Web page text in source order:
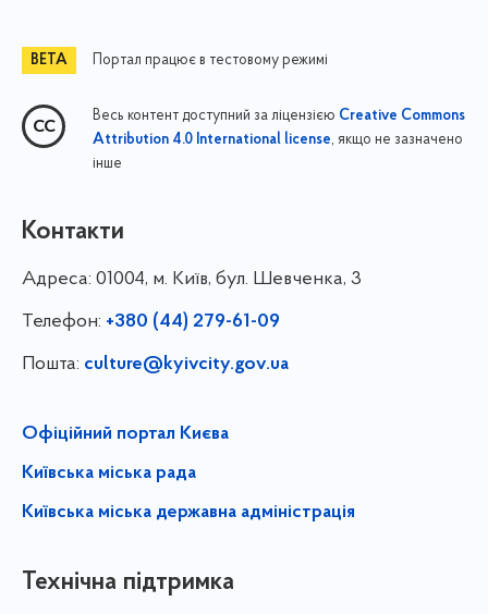
Портал працює в тестовому режимі
Весь контент доступний за ліцензією Creative Commons
Attribution 4.0 International license, якщо не зазначено
інше
Контакти
Адреса: 01004, м. Київ, бул. Шевченка, 3
Телефон: +380 (44) 279-61-09
Пошта: culture@kyivcity.gov.ua
Офіційний портал Києва
Київська міська рада
Київська міська державна адміністрація
Технічна підтримка